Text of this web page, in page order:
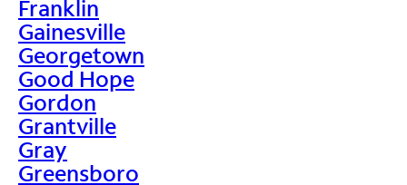
Franklin
Gainesville
Georgetown
Good Hope
Gordon
Grantville
Gray
Greensboro